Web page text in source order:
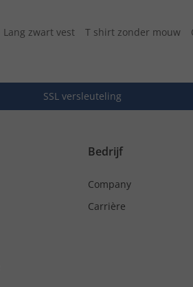
Lang zwart vest T shirt zonder mouw
SSL versleuteling
Bedrijf
Company
Carrière